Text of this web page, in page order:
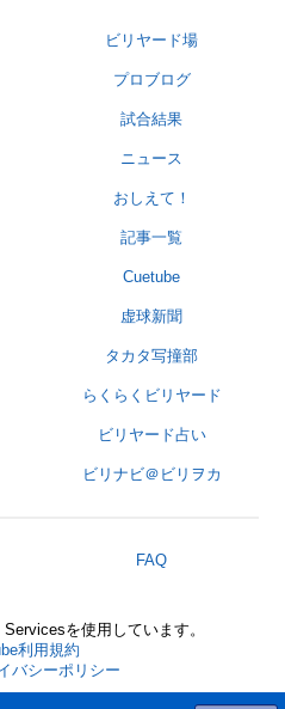
ビリヤード場
プロブログ
試合結果
ニュース
おしえて！
記事一覧
Cuetube
虚球新聞
タカタ写撞部
らくらくビリヤード
ビリヤード占い
ビリナビ＠ビリヲカ
FAQ
を使用しています。
利用規約
バシーポリシー